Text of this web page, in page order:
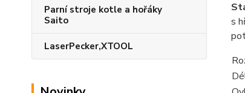
Parní stroje kotle a hořáky
Saito
LaserPecker,XTOOL
s